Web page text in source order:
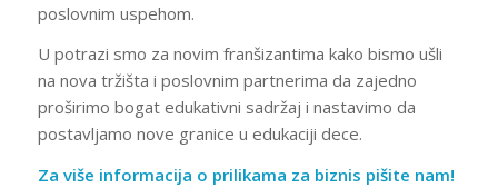
poslovnim uspehom.
U potrazi smo za novim franšizantima kako bismo ušli
na nova tržišta i poslovnim partnerima da zajedno
proširimo bogat edukativni sadržaj i nastavimo da
postavljamo nove granice u edukaciji dece.
Za više informacija o prilikama za biznis pišite nam!